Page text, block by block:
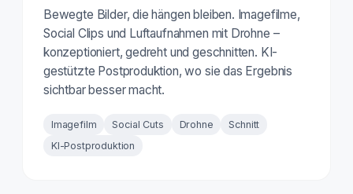
Bewegte Bilder, die hängen bleiben. Imagefilme,
Social Clips und Luftaufnahmen mit Drohne –
konzeptioniert, gedreht und geschnitten. KI-
gestützte Postproduktion, wo sie das Ergebnis
sichtbar besser macht.
Imagefilm Social Cuts Drohne
Schnitt
KI-Postproduktion